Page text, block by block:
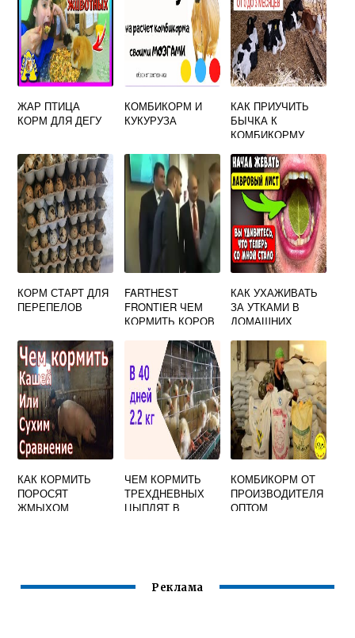
ЖАР ПТИЦА
КОРМ ДЛЯ ДЕГУ
КОМБИКОРМ И
КУКУРУЗА
КАК ПРИУЧИТЬ
БЫЧКА К
КОМБИКОРМУ
КОРМ СТАРТ ДЛЯ
ПЕРЕПЕЛОВ
FARTHEST
FRONTIER ЧЕМ
КОРМИТЬ КОРОВ
КАК УХАЖИВАТЬ
ЗА УТКАМИ В
ДОМАШНИХ
КОРМИТЬ
КАК КОРМИТЬ
ПОРОСЯТ
ЖМЫХОМ
ЧЕМ КОРМИТЬ
ТРЕХДНЕВНЫХ
ЦЫПЛЯТ В
КОМБИКОРМ ОТ
ПРОИЗВОДИТЕЛЯ
ОПТОМ
Реклама